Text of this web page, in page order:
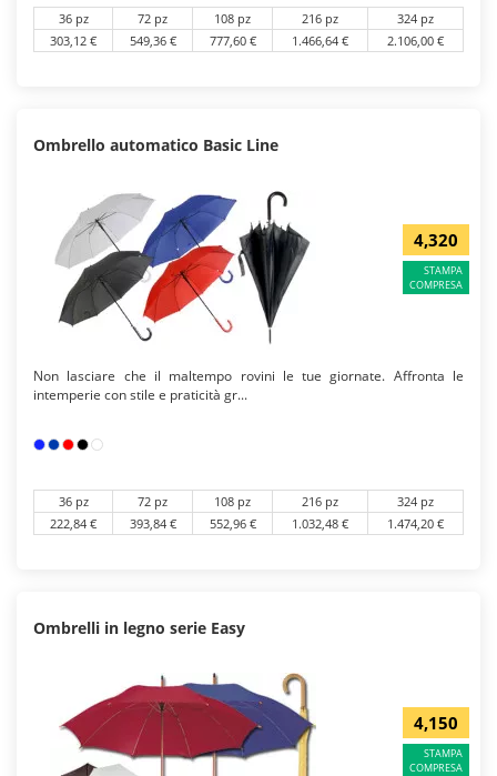
36 pz 72 pz 108 pz 216 pz
324 pz
303,12 €
549,36 € 777,60 € 1.466,64 € 2.106,00 €
Ombrello automatico Basic Line
4,320
STAMPA
COMPRESA
Non lasciare che il maltempo rovini le tue giornate. Affronta le
intemperie con stile e praticità gr...
36 pz 72 pz 108 pz 216 pz
324 pz
222,84 €
393,84 € 552,96 € 1.032,48 € 1.474,20 €
Ombrelli in legno serie Easy
4,150
STAMPA
COMPRESA